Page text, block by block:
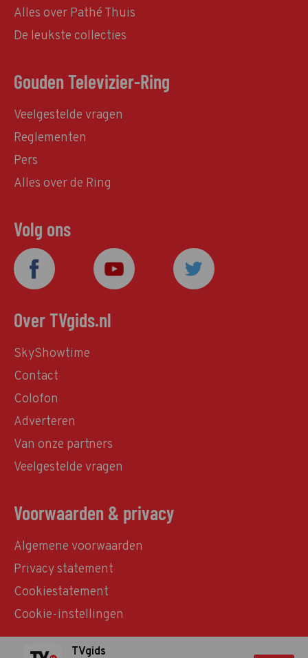
Alles over Pathé Thuis
De leukste collecties
Gouden Televizier-Ring
Veelgestelde vragen
Reglementen
Pers
Alles over de Ring
Volg ons
Over TVgids.nl
SkyShowtime
Contact
Colofon
Adverteren
Van onze partners
Veelgestelde vragen
Voorwaarden & privacy
Algemene voorwaarden
Privacy statement
Cookiestatement
Cookie-instellingen
TVgids